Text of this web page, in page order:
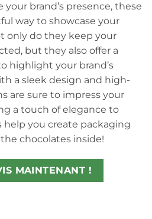
brand’s presence, these
way to showcase your
only do they keep your
but they also offer a
highlight your brand’s
a sleek design and high-
are sure to impress your
a touch of elegance to
help you create packaging
chocolates inside!
MAINTENANT !